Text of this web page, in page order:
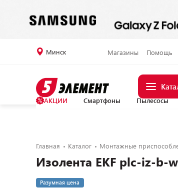
Минск Магазины Помощь
АКЦИИ Смартфоны Пылесосы
Главная Каталог Монтажные
Изолента EKF plc-iz-b-w
Разумная цена